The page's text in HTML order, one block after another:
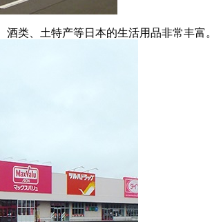
类、土特产等日本的生活用品非常丰富。